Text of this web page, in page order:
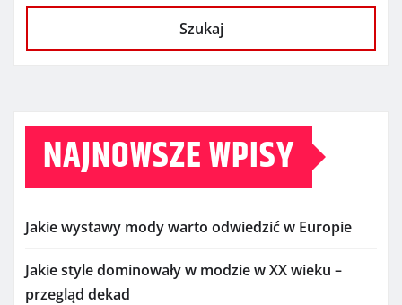
Szukaj
NAJNOWSZE WPISY
Jakie wystawy mody warto odwiedzić w Europie
Jakie style dominowały w modzie w XX wieku –
przegląd dekad